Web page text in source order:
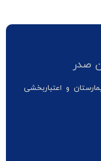
صدر
و اعتباربخشی